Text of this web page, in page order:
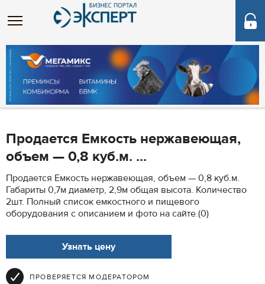
Продается Емкость нержавеющая,
объем — 0,8 куб.м. ...
Продается Емкость нержавеющая, объем — 0,8 куб.м.
Габариты 0,7м диаметр, 2,9м общая высота. Количество
2шт. Полный список емкостного и пищевого
оборудования с описанием и фото на сайте.(0)
Узнать цену
ПРОВЕРЯЕТСЯ МОДЕРАТОРОМ